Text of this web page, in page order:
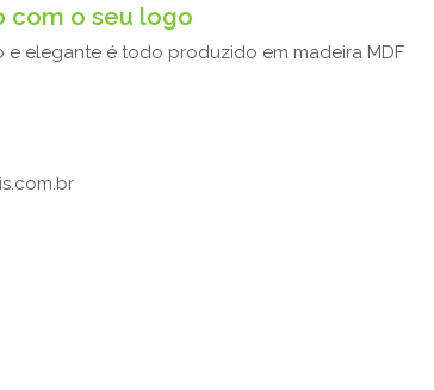
com o seu logo
elegante é todo produzido em madeira MDF